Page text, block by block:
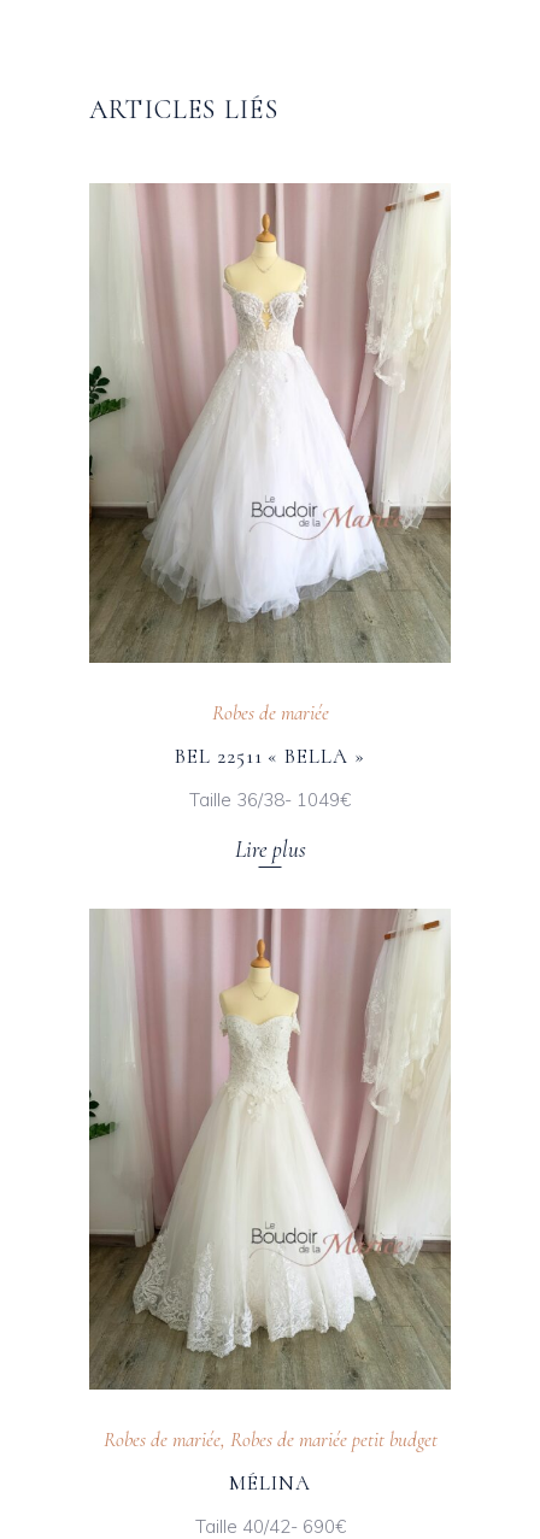
ARTICLES LIÉS
Robes de mariée
BEL 22511 « BELLA »
Taille 36/38- 1049€
Lire plus
Robes de mariée, Robes de mariée petit budget
MÉLINA
Taille 40/42- 690€